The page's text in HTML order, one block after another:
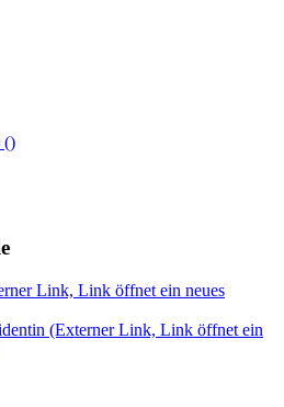
()
Link, Link öffnet ein neues
(Externer Link, Link öffnet ein